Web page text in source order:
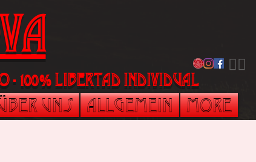
- 100% libertad individual
​🏳️‍🌈
uns Allgemein More